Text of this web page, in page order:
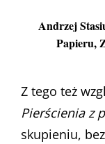
Andrzej
Papieru,
Z tego też
Pierścienia z
skupieniu,